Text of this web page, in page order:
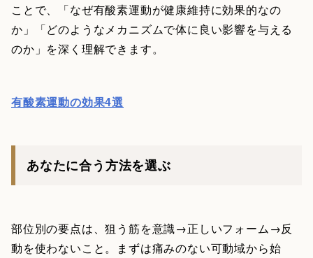
ことで、「なぜ有酸素運動が健康維持に効果的なの
か」「どのようなメカニズムで体に良い影響を与える
のか」を深く理解できます。
有酸素運動の効果4選
あなたに合う方法を選ぶ
部位別の要点は、狙う筋を意識→正しいフォーム→反
動を使わないこと。まずは痛みのない可動域から始